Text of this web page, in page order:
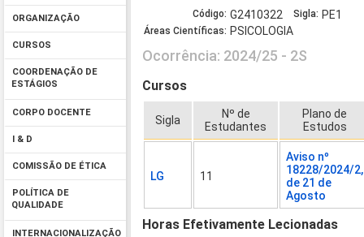
ORGANIZAÇÃO
CURSOS
COORDENAÇÃO DE
ESTÁGIOS
CORPO DOCENTE
I & D
COMISSÃO DE ÉTICA
POLÍTICA DE
QUALIDADE
INTERNACIONALIZAÇÃO
Código: G2410322 Sigla: PE1
Áreas Científicas: PSICOLOGIA
Ocorrência: 2024/25 - 2S
Cursos
Sigla
Nº de
Estudantes
Plano de
Estudos
LG 11
Aviso nº
18228/2024/2,
de 21 de
Agosto
Horas Efetivamente Lecionadas